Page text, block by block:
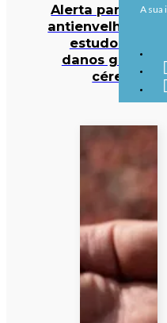
Alerta para
estudo deteta
danos graves
cérebro
A sua